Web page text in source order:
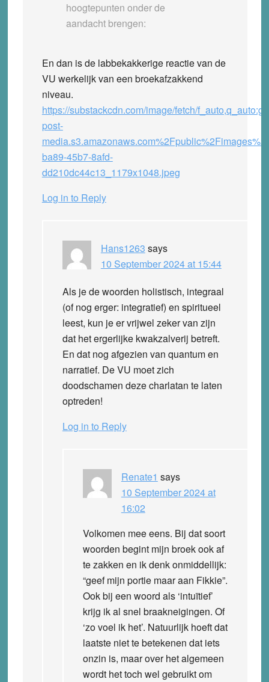
hoogtepunten onder de
aandacht brengen:
En dan is de labbekakkerige reactie van de
VU werkelijk van een broekafzakkend
niveau.
https://substackcdn.com/image/fetch/
post-
ba89-45b7-8afd-
dd210dc44c13_1179x1048.jpeg
Log in to Reply
Hans1263 says
10 September 2024 at 15:44
Als je de woorden holistisch, integraal
(of nog erger: integratief) en spiritueel
leest, kun je er vrijwel zeker van zijn
dat het ergerlijke kwakzalverij betreft.
En dat nog afgezien van quantum en
narratief. De VU moet zich
doodschamen deze charlatan te laten
optreden!
Log in to Reply
Renate1 says
10 September 2024 at
16:02
Volkomen mee eens. Bij dat soort
woorden begint mijn broek ook af
te zakken en ik denk onmiddellijk:
“geef mijn portie maar aan Fikkie”.
Ook bij een woord als ‘intuïtief’
krijg ik al snel braakneigingen. Of
‘zo voel ik het’. Natuurlijk hoeft dat
laatste niet te betekenen dat iets
onzin is, maar over het algemeen
wordt het toch wel gebruikt om